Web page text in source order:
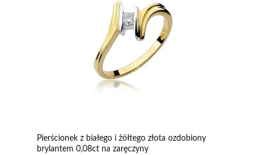
Pierścionek z białego i żółtego złota ozdobiony
brylantem 0,08ct na zaręczyny